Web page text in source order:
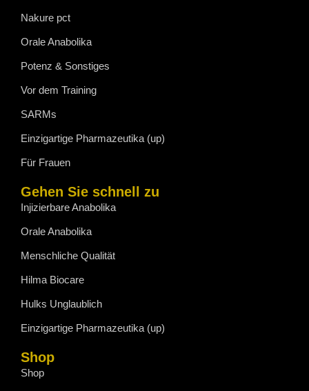
Nakure pct
Orale Anabolika
Potenz & Sonstiges
Vor dem Training
SARMs
Einzigartige Pharmazeutika (up)
Für Frauen
Gehen Sie schnell zu
Injizierbare Anabolika
Orale Anabolika
Menschliche Qualität
Hilma Biocare
Hulks Unglaublich
Einzigartige Pharmazeutika (up)
Shop
Shop